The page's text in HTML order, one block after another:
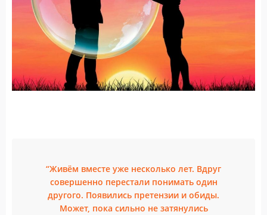
“Живём вместе уже несколько лет. Вдруг
совершенно перестали понимать один
другого. Появились претензии и обиды.
Может, пока сильно не затянулись